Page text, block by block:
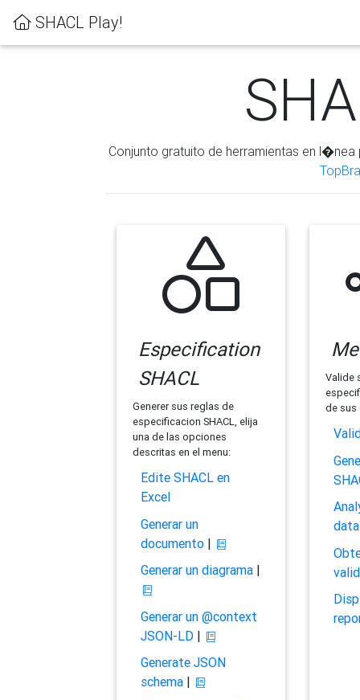
SHACL Play!
Conjunto gratuito de herramientas en
Especification
SHACL
Generer sus reglas de
especificacion SHACL, elija
una de las opciones
descritas en el menu:
Edite SHACL en
Excel
Generar un
documento|
Generar un diagrama|
Generar un @context
JSON-LD|
Generate JSON
schema|
Valide
de sus